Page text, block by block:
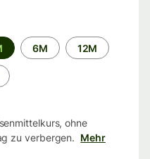
6M 12M
ohne
zu verbergen. Mehr